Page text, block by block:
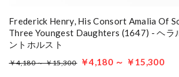
Frederick Henry, His Consort Amalia Of
Three Youngest Daughters (1647) - ヘラ
ントホルスト
￥4,180 ～ ￥15,300 ￥4,180 ～ ￥15,300